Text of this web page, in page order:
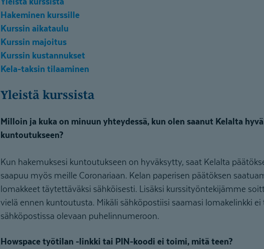
Hakeminen kurssille
Kurssin aikataulu
Kurssin majoitus
Kurssin kustannukset
Kela-taksin tilaaminen
Yleistä kurssista
Milloin ja kuka on minuun yhteydessä, kun olen saanut Kelalta
kuntoutukseen?
Kun hakemuksesi kuntoutukseen on hyväksytty, saat Kelalta
saapuu myös meille Coronariaan. Kelan paperisen päätöksen
lomakkeet täytettäväksi sähköisesti. Lisäksi kurssityöntekijämme
vielä ennen kuntoutusta. Mikäli sähköpostiisi saamasi lomakelinkki
sähköpostissa olevaan puhelinnumeroon.
Howspace työtilan -linkki tai PIN-koodi ei toimi, mitä teen?